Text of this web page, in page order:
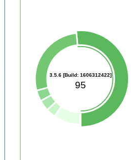
3.5.6 [Build: 1606312422]
95